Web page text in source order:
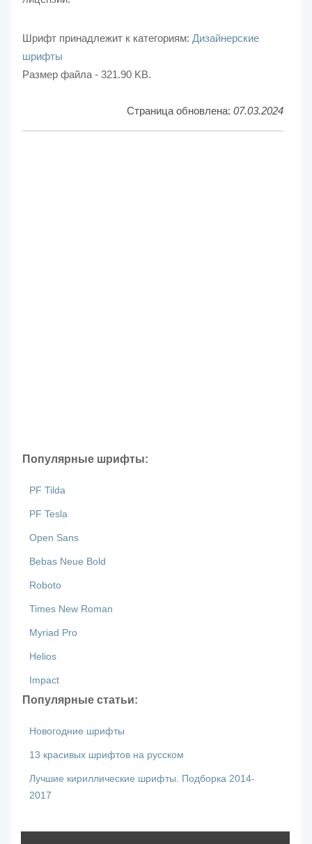
Шрифт принадлежит к категориям: Дизайнерские
шрифты
Размер файла - 321.90 KB.
Страница обновлена: 07.03.2024
Популярные шрифты:
PF Tilda
PF Tesla
Open Sans
Bebas Neue Bold
Roboto
Times New Roman
Myriad Pro
Helios
Impact
Популярные статьи:
Новогодние шрифты
13 красивых шрифтов на русском
Лучшие кириллические шрифты. Подборка 2014-
2017